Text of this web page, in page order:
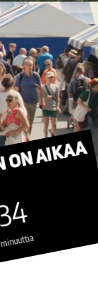
aikaa
minuuttia